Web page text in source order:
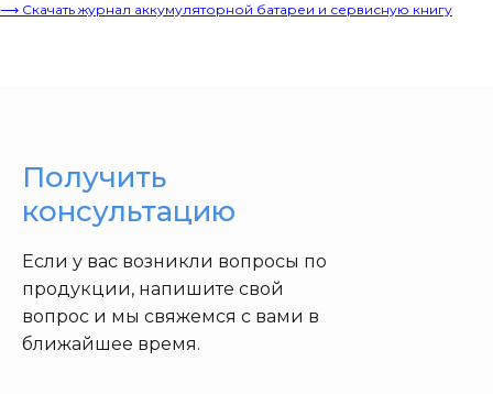
⟶ Скачать журнал аккумуляторной батареи и сервисную книгу
Если у вас возникли вопросы по
продукции, напишите свой
вопрос и мы свяжемся с вами в
ближайшее время.
Получить
консультацию